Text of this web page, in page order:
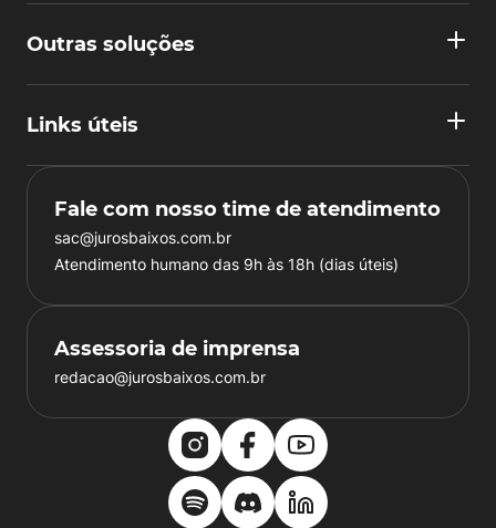
Outras soluções
Links úteis
Fale com nosso time de atendimento
sac@jurosbaixos.com.br
Atendimento humano das 9h às 18h (dias úteis)
Assessoria de imprensa
redacao@jurosbaixos.com.br